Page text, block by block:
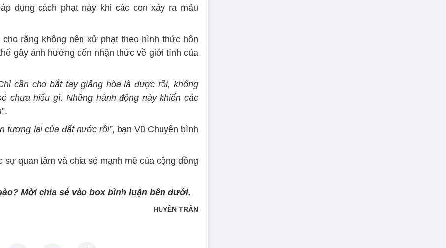
dụng cách phạt này khi các con xảy ra mâu
rằng không nên xử phạt theo hình thức hôn
gây ảnh hưởng đến nhận thức về giới tính của
cần cho bắt tay giảng hòa là được rồi, không
chưa hiểu gì. Những hành động này khiến các
”.
tương lai của đất nước rồi”, bạn Vũ Chuyên bình
quan tâm và chia sẻ mạnh mẽ của cộng đồng
Mời chia sẻ vào box bình luận bên dưới.
HUYỀN TRẦN